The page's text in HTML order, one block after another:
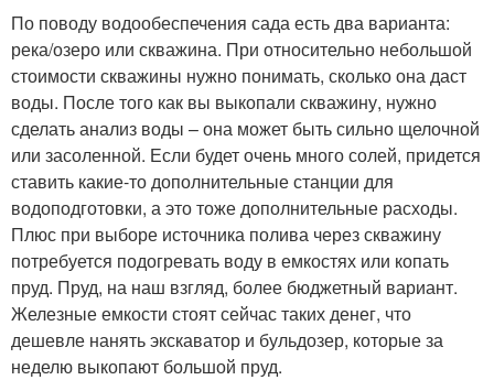
По поводу водообеспечения сада есть два варианта:
река/озеро или скважина. При относительно небольшой
стоимости скважины нужно понимать, сколько она даст
воды. После того как вы выкопали скважину, нужно
сделать анализ воды – она может быть сильно щелочной
или засоленной. Если будет очень много солей, придется
ставить какие-то дополнительные станции для
водоподготовки, а это тоже дополнительные расходы.
Плюс при выборе источника полива через скважину
потребуется подогревать воду в емкостях или копать
пруд. Пруд, на наш взгляд, более бюджетный вариант.
Железные емкости стоят сейчас таких денег, что
дешевле нанять экскаватор и бульдозер, которые за
неделю выкопают большой пруд.